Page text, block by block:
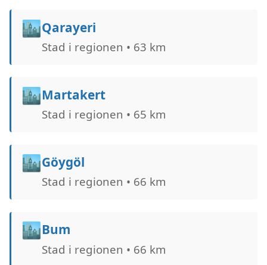
🏙️Qarayeri
Stad i regionen • 63 km
🏙️Martakert
Stad i regionen • 65 km
🏙️Göygöl
Stad i regionen • 66 km
🏙️Bum
Stad i regionen • 66 km